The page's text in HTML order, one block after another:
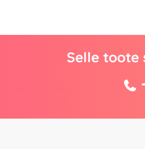
Selle toote